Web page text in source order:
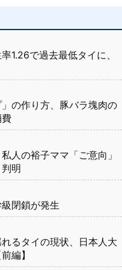
1.26で過去最低タイに、
の作り方、豚バラ塊肉の
人の裕子ママ「ご意向」
明
閉鎖が発生
るタイの現状、日本人大
編】